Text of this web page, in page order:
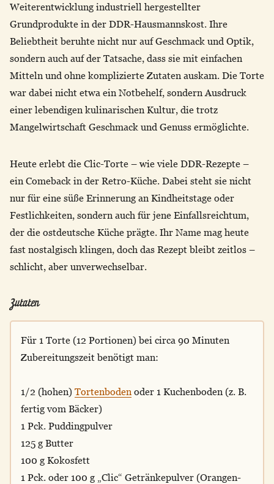
Weiterentwicklung industriell hergestellter
Grundprodukte in der DDR-Hausmannskost. Ihre
Beliebtheit beruhte nicht nur auf Geschmack und Optik,
sondern auch auf der Tatsache, dass sie mit einfachen
Mitteln und ohne komplizierte Zutaten auskam. Die Torte
war dabei nicht etwa ein Notbehelf, sondern Ausdruck
einer lebendigen kulinarischen Kultur, die trotz
Mangelwirtschaft Geschmack und Genuss ermöglichte.
Heute erlebt die Clic-Torte – wie viele DDR-Rezepte –
ein Comeback in der Retro-Küche. Dabei steht sie nicht
nur für eine süße Erinnerung an Kindheitstage oder
Festlichkeiten, sondern auch für jene Einfallsreichtum,
der die ostdeutsche Küche prägte. Ihr Name mag heute
fast nostalgisch klingen, doch das Rezept bleibt zeitlos –
schlicht, aber unverwechselbar.
Zutaten
Für 1 Torte (12 Portionen) bei circa 90 Minuten
Zubereitungszeit benötigt man:
1/2 (hohen) Tortenboden oder 1 Kuchenboden (z. B.
fertig vom Bäcker)
1 Pck. Puddingpulver
125 g Butter
100 g Kokosfett
1 Pck. oder 100 g „Clic“ Getränkepulver (Orangen-